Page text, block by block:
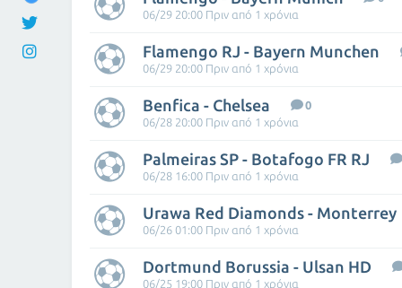
06/29 20:00 Πριν από 1 χρόνια
Flamengo RJ - Bayern Munchen
06/29 20:00 Πριν από 1 χρόνια
Benfica - Chelsea
0
06/28 20:00 Πριν από 1 χρόνια
Palmeiras SP - Botafogo FR RJ
06/28 16:00 Πριν από 1 χρόνια
Urawa Red Diamonds - Monterrey
06/26 01:00 Πριν από 1 χρόνια
Dortmund Borussia - Ulsan HD
06/25 19:00 Πριν από 1 χρόνια